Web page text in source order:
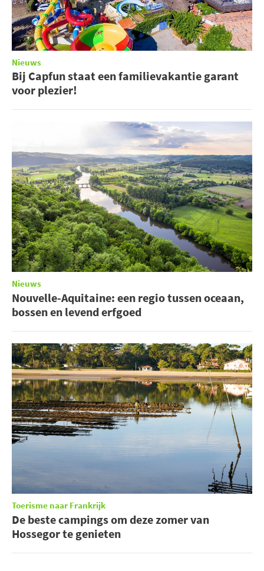
Nieuws
Bij Capfun staat een familievakantie garant
voor plezier!
Nieuws
Nouvelle-Aquitaine: een regio tussen oceaan,
bossen en levend erfgoed
Toerisme naar Frankrijk
De beste campings om deze zomer van
Hossegor te genieten